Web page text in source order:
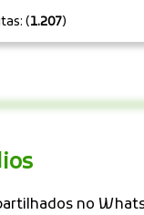
(1.207)
no